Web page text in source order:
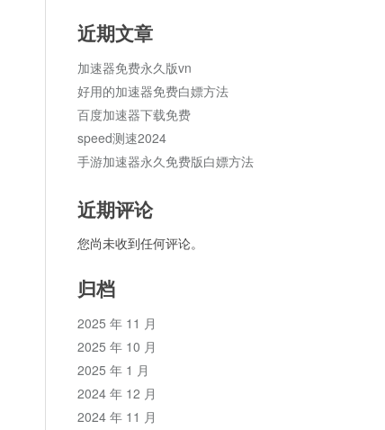
近期文章
加速器免费永久版vn
好用的加速器免费白嫖方法
百度加速器下载免费
speed测速2024
手游加速器永久免费版白嫖方法
近期评论
您尚未收到任何评论。
归档
2025 年 11 月
2025 年 10 月
2025 年 1 月
2024 年 12 月
2024 年 11 月